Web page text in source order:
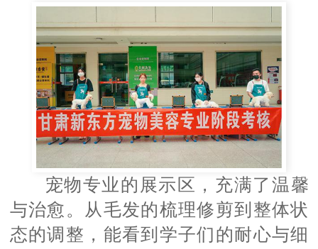
宠物专业的展示区，充满了温馨
与治愈。从毛发的梳理修剪到整体状
态的调整，能看到学子们的耐心与细